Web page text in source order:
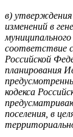
в)
изменений в
муниципального
соответствие
Российской
планирования
кодекса
поселения, в